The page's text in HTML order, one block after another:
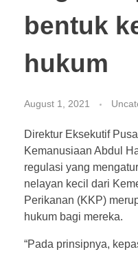
bentuk
hukum
August 1, 2021
Direktur Eksekutif
Kemanusiaan Abdul
regulasi yang
nelayan kecil dari
Perikanan (KKP)
hukum bagi mereka.
“Pada prinsipnya,